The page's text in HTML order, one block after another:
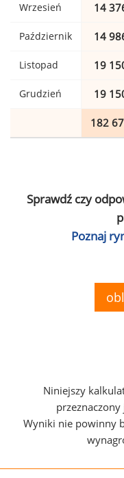
Wrzesień 14
Październik 14
Listopad 19
Grudzień 19
182
Sprawdź czy
Poznaj
Niniejszy
Wyniki nie powinny